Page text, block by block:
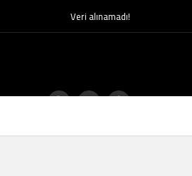
Veri alınamadı!